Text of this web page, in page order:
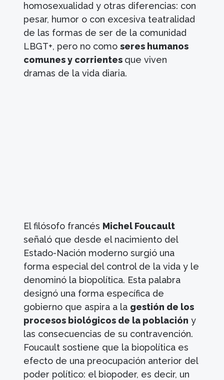
homosexualidad y otras diferencias: con
pesar, humor o con excesiva teatralidad
de las formas de ser de la comunidad
LBGT+, pero no comoseres humanos
comunes y corrientes que viven
dramas de la vida diaria.
El filósofo francés Michel Foucault
señaló que desde el nacimiento del
Estado-Nación moderno surgió una
forma especial del control de la vida y le
denominó la biopolítica. Esta palabra
designó una forma específica de
gobierno que aspira a la gestión de los
procesos biológicos de la población y
las consecuencias de su contravención.
Foucault sostiene que la biopolítica es
efecto de una preocupación anterior del
poder político: el biopoder, es decir, un